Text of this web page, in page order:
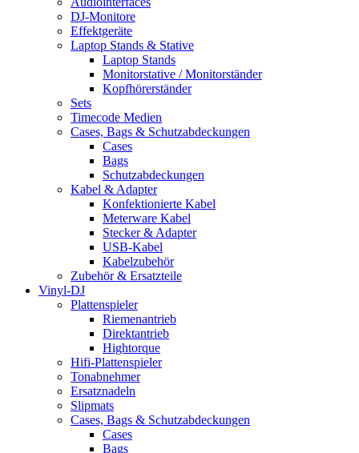
DJ-Monitore
Effektgeräte
Laptop Stands & Stative
Laptop Stands
Monitorstative / Monitorständer
Kopfhörerständer
Sets
Timecode Medien
Cases, Bags & Schutzabdeckungen
Cases
Bags
Schutzabdeckungen
Kabel & Adapter
Konfektionierte Kabel
Meterware Kabel
Stecker & Adapter
USB-Kabel
Kabelzubehör
Zubehör & Ersatzteile
Vinyl-DJ
Plattenspieler
Riemenantrieb
Direktantrieb
Hightorque
Hifi-Plattenspieler
Tonabnehmer
Ersatznadeln
Slipmats
Cases, Bags & Schutzabdeckungen
Cases
Bags